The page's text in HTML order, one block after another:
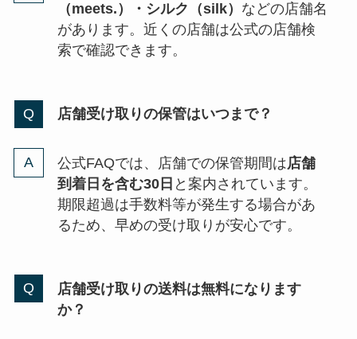
（meets.）・シルク（silk） などの店舗名
があります。近くの店舗は公式の店舗検
索で確認できます。
店舗受け取りの保管はいつまで？
公式FAQでは、店舗での保管期間は店舗
到着日を含む30日 と案内されています。
期限超過は手数料等が発生する場合があ
るため、早めの受け取りが安心です。
店舗受け取りの送料は無料になります
か？